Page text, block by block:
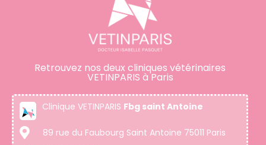
Retrouvez nos deux cliniques vétérinaires
VETINPARIS à Paris
Clinique VETINPARIS Fbg saint Antoine
89 rue du Faubourg Saint Antoine 75011 Paris